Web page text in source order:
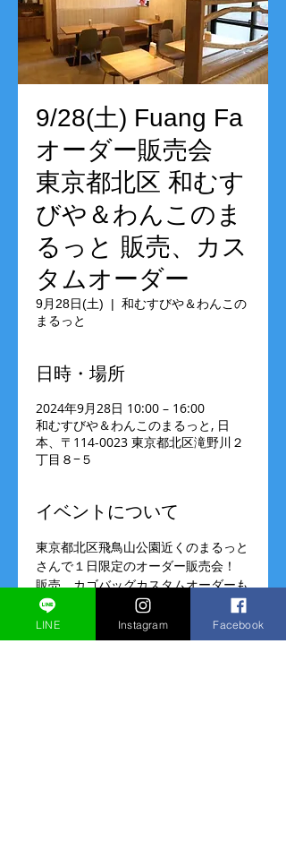
9/28(土) Fuang Fa
オーダー販売会
東京都北区 和むす
びや＆わんこのま
るっと 販売、カス
タムオーダー
9月28日(土)
  |
和むすびや＆わんこの
まるっと
日時・場所
2024年9月28日 10:00 – 16:00
和むすびや＆わんこのまるっと, 日
本、〒114-0023 東京都北区滝野川２
丁目８−５
イベントについて
東京都北区飛鳥山公園近くのまるっと
さんで１日限定のオーダー販売会！
販売、カゴバッグカスタムオーダーも
承っております。
※ご来店の方1ドリンクオーダー必須
9/28(土)　営業時間　10:00～16:00
LINE Instagram Facebook